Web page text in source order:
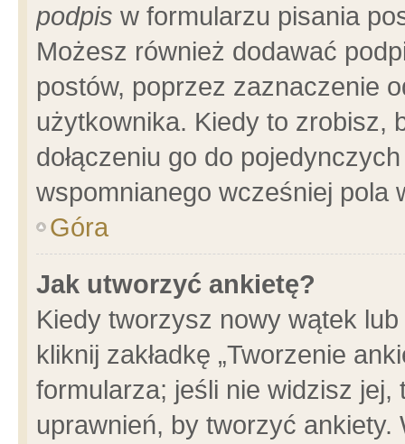
podpis w formularzu pisania
Możesz również dodawać
postów, poprzez zaznaczenie
użytkownika. Kiedy to zrobisz,
dołączeniu go do
wspomnianego wcześniej pola
Góra
Jak utworzyć ankietę?
Kiedy tworzysz nowy wątek
kliknij zakładkę „Tworzenie
formularza; jeśli nie widzisz
uprawnień, by tworzyć ankiety.